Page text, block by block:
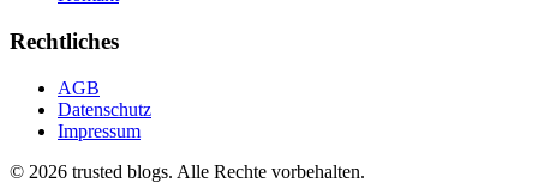
Rechtliches
AGB
Datenschutz
Impressum
© 2026 trusted blogs. Alle Rechte vorbehalten.